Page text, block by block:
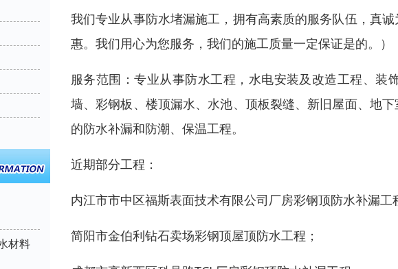
材料
我们专业从事防水堵漏施工，拥有高素质的服务队伍，真
惠。我们用心为您服务，我们的施工质量一定保证是的。）
服务范围：专业从事防水工程，水电安装及改造工程、
墙、彩钢板、楼顶漏水、水池、顶板裂缝、新旧屋面、地
的防水补漏和防潮、保温工程。
近期部分工程：
内江市市中区福斯表面技术有限公司厂房彩钢顶防水补漏工
简阳市金伯利钻石卖场彩钢顶屋顶防水工程；